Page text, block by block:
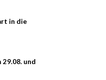
in die
und